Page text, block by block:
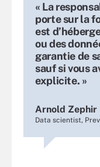
« La
porte sur la
est
ou des
garantie de
sauf si vous
explicite. »
Arnold Zephir
Data scientist,